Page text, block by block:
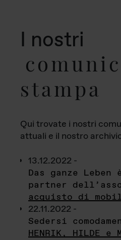
I nostri
stampa
Qui trovate i nostri
attuali e il nostro
13.12.2022 -
Das ganze
partner
acquisto di
22.11.2022 -
Sedersi
HENRIK, HILDE e